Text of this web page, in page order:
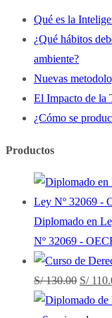
Qué es la
¿Qué hábitos
ambiente?
Nuevas
El Impacto de la
¿Cómo se
Productos
Diplomado en
Nº 32069 -
S/130.00 El
precio
S/